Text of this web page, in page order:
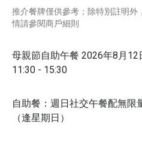
推介餐牌僅供參考；除特別註明
情請參閱商戶細則
母親節自助午餐 2026年8月12
11:30 - 15:30
自助餐：週日社交午餐配無限
（逢星期日）